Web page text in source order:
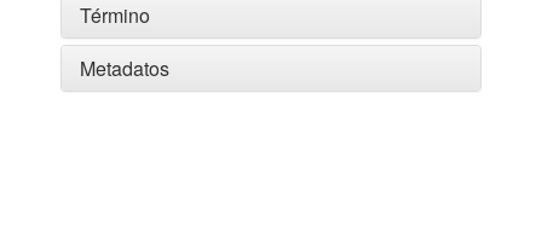
Término
Metadatos